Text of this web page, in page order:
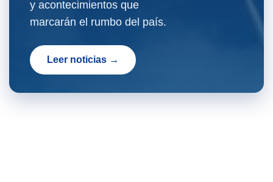
y acontecimientos que
marcarán el rumbo del país.
Leer noticias →